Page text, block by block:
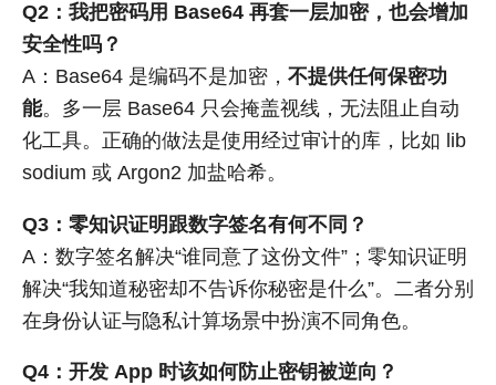
Q2：我把密码用 Base64 再套一层加密，也会增加
安全性吗？
A：Base64 是编码不是加密， 不提供任何保密功
能。多一层 Base64 只会掩盖视线，无法阻止自动
化工具。正确的做法是使用经过审计的库，比如 lib
sodium 或 Argon2 加盐哈希。
Q3：零知识证明跟数字签名有何不同？
A：数字签名解决“谁同意了这份文件”；零知识证明
解决“我知道秘密却不告诉你秘密是什么”。二者分别
在身份认证与隐私计算场景中扮演不同角色。
Q4：开发 App 时该如何防止密钥被逆向？